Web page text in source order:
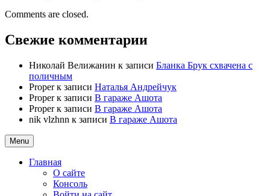
Comments are closed.
Свежие комментарии
Николай Велижанин к записи Бланка Брук схвачена с
поличным
Properк записи Наталья Андрейчук
Properк записи В гараже Ашота
Properк записи В гараже Ашота
nik vlzhnn к записи В гараже Ашота
Menu
Главная
О сайте
Консоль